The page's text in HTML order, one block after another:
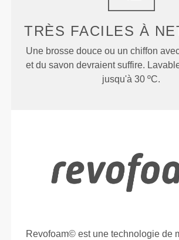
TRÈS FACILES À
Une brosse douce ou un chiffon
et du savon devraient suffire.
jusqu'à 30 ºC.
Revofoam© est une technologie de